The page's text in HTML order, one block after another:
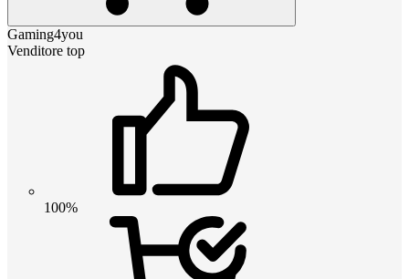
Gaming4you
Venditore top
100%